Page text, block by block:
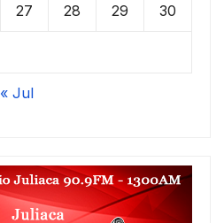
27 28 29 30
« Jul